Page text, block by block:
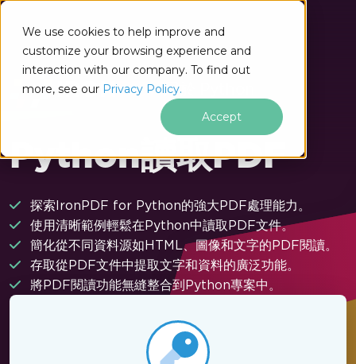
We use cookies to help improve and
customize your browsing experience and
interaction with our company. To find out
more, see our Privacy Policy.
Accept
跳至頁尾內容
用於 Python
Python讀取PDF
探索IronPDF for Python的強大PDF處理能力。
使用清晰範例輕鬆在Python中讀取PDF文件。
簡化從不同資料源如HTML、圖像和文字的PDF閱讀。
存取從PDF文件中提取文字和資料的廣泛功能。
將PDF閱讀功能無縫整合到Python專案中。